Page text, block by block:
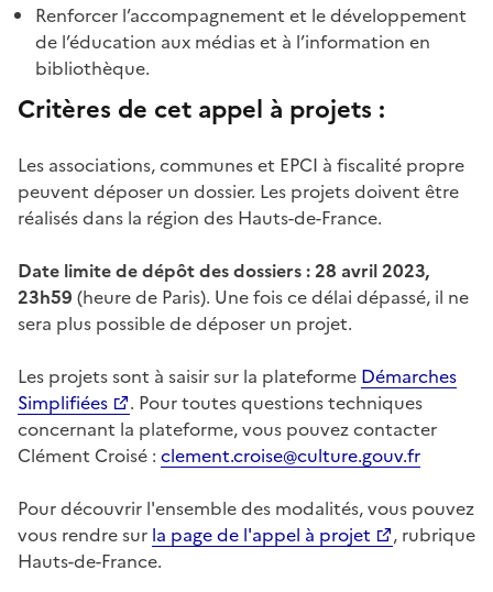
Renforcer l’accompagnement et le développement
de l’éducation aux médias et à l’information en
bibliothèque.
Critères de cet appel à projets :
Les associations, communes et EPCI à fiscalité propre
peuvent déposer un dossier. Les projets doivent être
réalisés dans la région des Hauts-de-France.
Date limite de dépôt des dossiers : 28 avril 2023,
23h59 (heure de Paris). Une fois ce délai dépassé, il ne
sera plus possible de déposer un projet.
Les projets sont à saisir sur la plateforme Démarches
Simplifiées
. Pour toutes questions techniques
concernant la plateforme, vous pouvez contacter
Clément Croisé : clement.croise@culture.gouv.fr
Pour découvrir l'ensemble des modalités, vous pouvez
vous rendre sur la page de l'appel à projet
, rubrique
Hauts-de-France.